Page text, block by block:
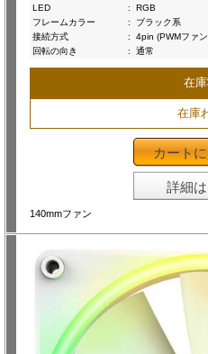
LED
:
RGB
フレームカラー
:
ブラック系
接続方式
:
4pin (PWMファ
回転の向き
: 通常
在
在庫
カート
詳細
140mmファン